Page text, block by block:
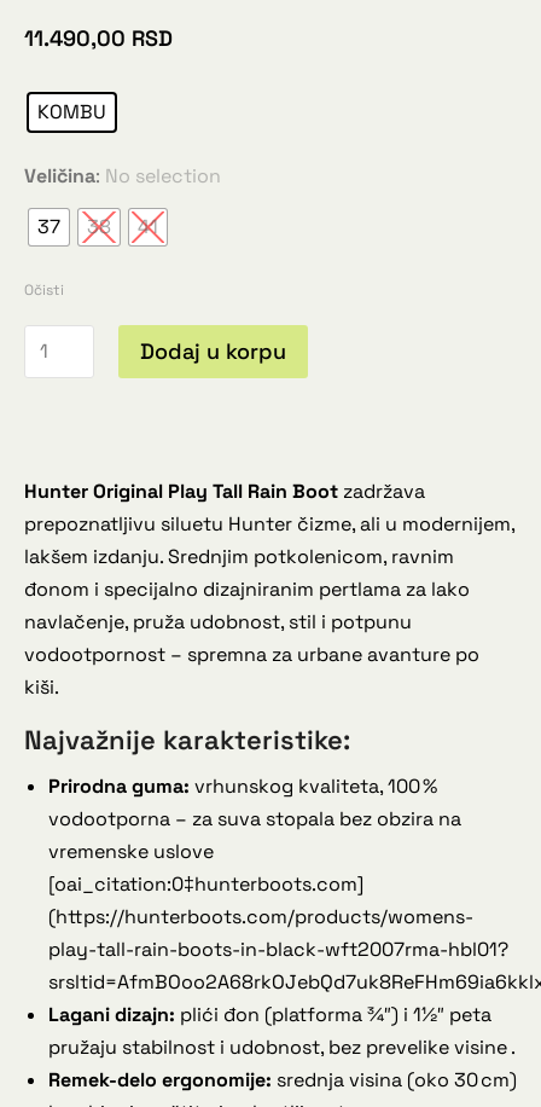
11.490,00 RSD
KOMBU
Veličina: No selection
37 38 41
Očisti
Dodaj u korpu
Hunter Original Play Tall Rain Boot zadržava
prepoznatljivu siluetu Hunter čizme, ali u modernijem,
lakšem izdanju. Srednjim potkolenicom, ravnim
đonom i specijalno dizajniranim pertlama za lako
navlačenje, pruža udobnost, stil i potpunu
vodootpornost – spremna za urbane avanture po
kiši.
Najvažnije karakteristike:
Prirodna guma: vrhunskog kvaliteta, 100 %
vodootporna – za suva stopala bez obzira na
vremenske uslove
[oai_citation:0‡hunterboots.com]
(https://hunterboots.com/products/womens-
play-tall-rain-boots-in-black-wft2007rma-hbl01?
Lagani dizajn: plići đon (platforma ¾″) i 1½″ peta
pružaju stabilnost i udobnost, bez prevelike visine .
Remek-delo ergonomije: srednja visina (oko 30 cm)